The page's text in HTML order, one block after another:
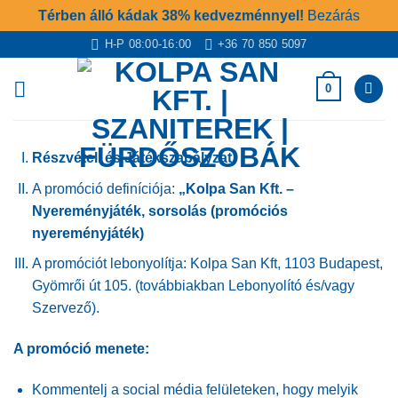
Térben álló kádak 38% kedvezménnyel! Bezárás
content
H-P 08:00-16:00 +36 70 850 5097
0
Részvételi és Játékszabályzat
A promóció definíciója: „Kolpa San Kft. –
Nyereményjáték, sorsolás (promóciós
nyereményjáték)
A promóciót lebonyolítja: Kolpa San Kft, 1103 Budapest,
Gyömrői út 105. (továbbiakban Lebonyolító és/vagy
Szervező).
A promóció menete:
Kommentelj a social média felületeken, hogy melyik